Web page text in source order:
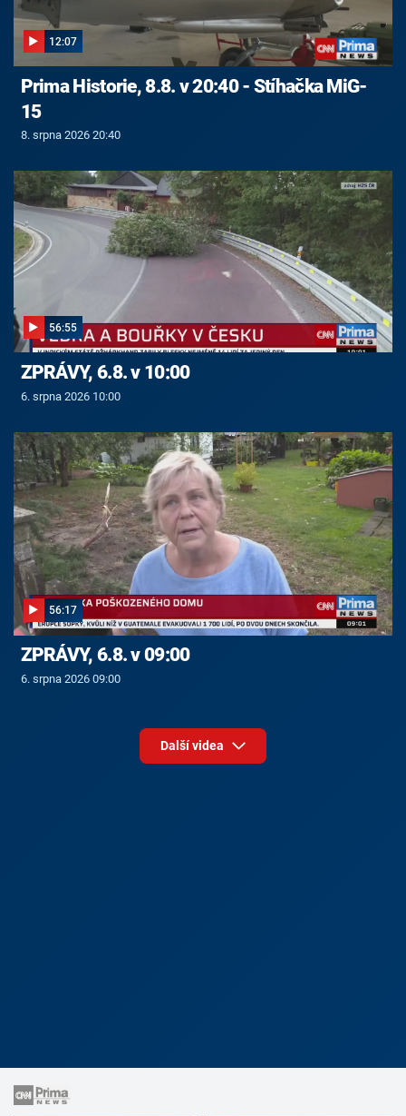
12:07
Prima Historie, 8.8. v 20:40 - Stíhačka MiG-
15
8. srpna 2026 20:40
56:55
ZPRÁVY, 6.8. v 10:00
6. srpna 2026 10:00
56:17
ZPRÁVY, 6.8. v 09:00
6. srpna 2026 09:00
Další videa